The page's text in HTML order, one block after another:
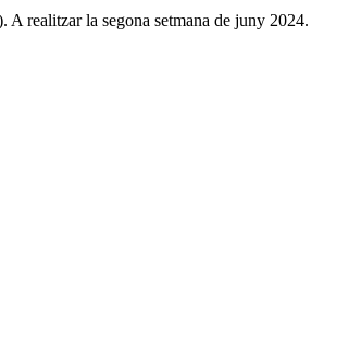
A realitzar la segona setmana de juny 2024.